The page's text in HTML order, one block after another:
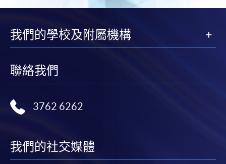
報讀優惠，請親臨學院的報名中心報名。
統處理上為兩個不同的程序，成功付款並不保證成
功被獲取錄。任何不成功的申請，課程組職員將儘
申請人應注意，不論親身或網上報讀，相同的課
在網上報名過程中，付款成功後，網頁將顯示付款
除特殊情況(例如課程因報名人數不足而被取消)及
法例規定外，一切已繳費用，概不退還。
我們的學校及附屬機構
聯絡我們
3762 6262
我們的社交媒體